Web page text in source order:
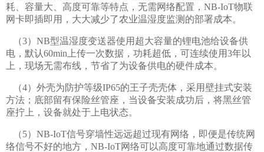
耗、容量大、高度可靠等特点，无需网络配置，NB-IoT物联
网卡即插即用，大大减少了农业温湿度监测的部署成本。
（3）NB型温湿度变送器使用超大容量的锂电池给设备供
电，默认60min上传一次数据，功耗超低，可连续使用3年以
上，现场无需布线，节省了为设备供电的硬件成本。
（4）外壳为防护等级IP65的王子壳壳体，采用壁挂式安装
方法；底部留有保险丝管座，当设备安装成功后，将黑丝管
座拧上，设备就处于上电状态。
（5）NB-IoT信号穿墙性远远超过现有网络，即便是传统网
络信号不好的地方，NB-IoT网络可以高度可靠地通过数据传